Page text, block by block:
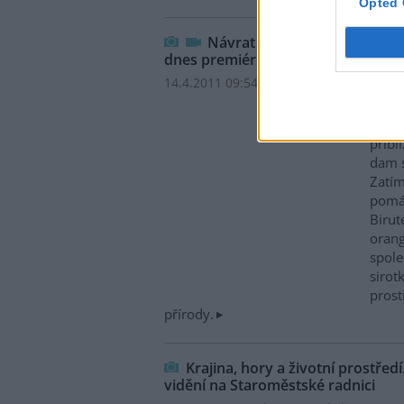
Návrat do divočiny: rodinný
dnes premiéru
14.4.2011 09:54 | PRAHA (
V
dam
přírody.
Krajina, hory a životní
vidění na Staroměstské radnici